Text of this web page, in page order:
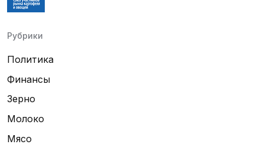
Рубрики
Политика
Финансы
Зерно
Молоко
Мясо